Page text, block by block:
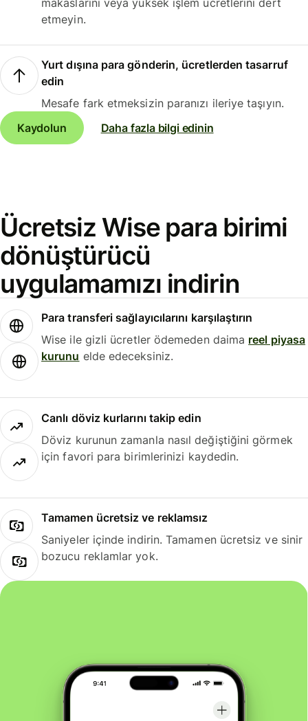
makaslarını veya yüksek işlem ücretlerini dert
etmeyin.
Yurt dışına para gönderin, ücretlerden tasarruf
edin
Mesafe fark etmeksizin paranızı ileriye taşıyın.
Kaydolun
Daha fazla bilgi edinin
Ücretsiz Wise para birimi
dönüştürücü
uygulamamızı indirin
Para transferi sağlayıcılarını karşılaştırın
Wise ile gizli ücretler ödemeden daima reel piyasa
kurunu elde edeceksiniz.
Canlı döviz kurlarını takip edin
Döviz kurunun zamanla nasıl değiştiğini görmek
için favori para birimlerinizi kaydedin.
Tamamen ücretsiz ve reklamsız
Saniyeler içinde indirin. Tamamen ücretsiz ve sinir
bozucu reklamlar yok.